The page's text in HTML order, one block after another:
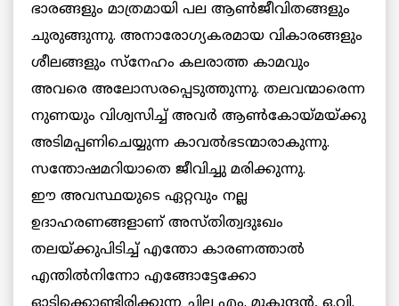
ഭാരങ്ങളും മാത്രമായി പല ആണ്‍ജീവിതങ്ങളും
ചുരുങ്ങുന്നു. അനാരോഗ്യകരമായ വികാരങ്ങളും
ശീലങ്ങളും സ്‌നേഹം കലരാത്ത കാമവും
അവരെ അലോസരപ്പെടുത്തുന്നു. തലവന്മാരെന്ന
നുണയും വിശ്വസിച്ച് അവര്‍ ആണ്‍കോയ്മയ്ക്കു
അടിമപ്പണിചെയ്യുന്ന കാവല്‍ഭടന്മാരാകുന്നു.
സന്തോഷമറിയാതെ ജീവിച്ചു മരിക്കുന്നു.
ഈ അവസ്ഥയുടെ ഏറ്റവും നല്ല
ഉദാഹരണങ്ങളാണ് അസ്തിത്വദുഃഖം
തലയ്ക്കുപിടിച്ച് എന്തോ കാരണത്താല്‍
എന്തില്‍നിന്നോ എങ്ങോട്ടേക്കോ